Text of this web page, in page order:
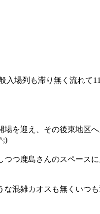
場列も滞り無く流れて
を迎え、その後東地区へ
つ鹿島さんのスペースに
混雑カオスも無くいつ